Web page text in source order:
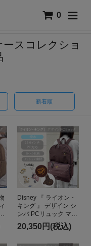
0
ースコレクショ
新着順
Disney 『 ライオン・
キング 』 デザイン シ
ンバ PCリュック マザ
ーズバッグ 大容量 軽
量 撥水 男女兼用
20,350円(税込)